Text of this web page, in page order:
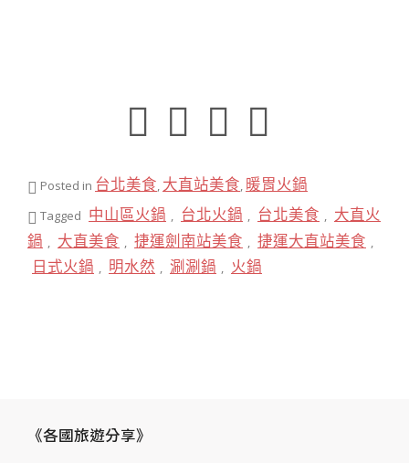
Posted in 台北美食, 大直站美食, 暖胃火鍋
Tagged 中山區火鍋 , 台北火鍋 , 台北美食 , 大直火
鍋 , 大直美食 , 捷運劍南站美食 , 捷運大直站美食 ,
日式火鍋 , 明水然 , 涮涮鍋 , 火鍋
《各國旅遊分享》